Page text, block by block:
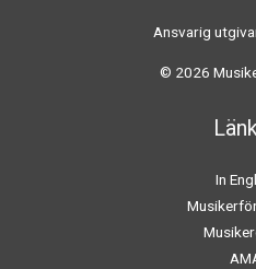
Ansvarig
© 2026
In